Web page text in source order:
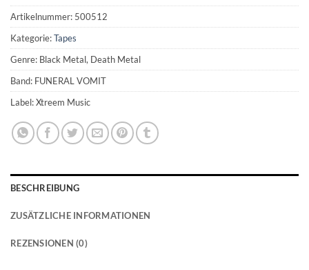
Artikelnummer: 500512
Kategorie:Tapes
Genre: Black Metal, Death Metal
Band: FUNERAL VOMIT
Label: Xtreem Music
BESCHREIBUNG
ZUSÄTZLICHE INFORMATIONEN
REZENSIONEN (0)